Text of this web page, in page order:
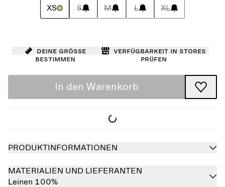
XS S M L XL
Deine Größe
bestimmen
Verfügbarkeit in Stores
prüfen
In den Warenkorb
PRODUKTINFORMATIONEN
MATERIALIEN UND LIEFERANTEN
Leinen 100%